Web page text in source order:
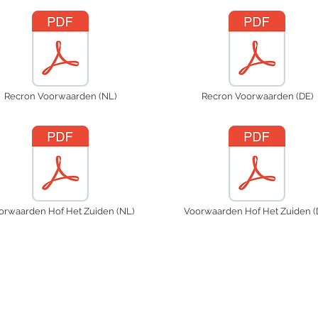
Recron Voorwaarden (NL)
Hof Het Zuiden (NL)
Recron Voorwaarden (DE)
Voorwaarden Hof Het Zuiden